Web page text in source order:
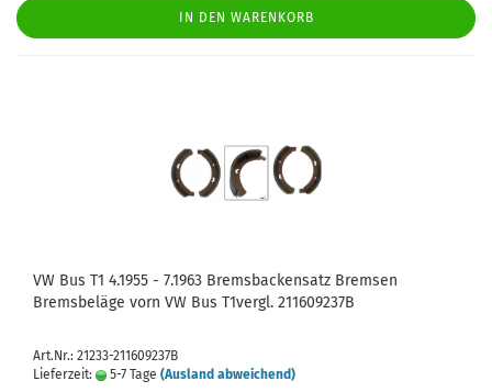
IN DEN WARENKORB
VW Bus T1 4.1955 - 7.1963 Bremsbackensatz Bremsen
Bremsbeläge vorn VW Bus T1vergl. 211609237B
Art.Nr.: 21233-211609237B
Lieferzeit:
5-7 Tage (Ausland abweichend)